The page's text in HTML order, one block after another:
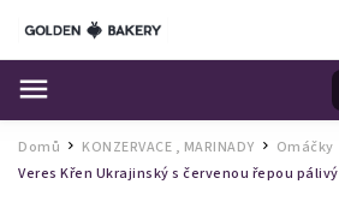
Domů / KONZERVACE , MARINADY Omáčky
Veres Křen Ukrajinský s červenou řepou